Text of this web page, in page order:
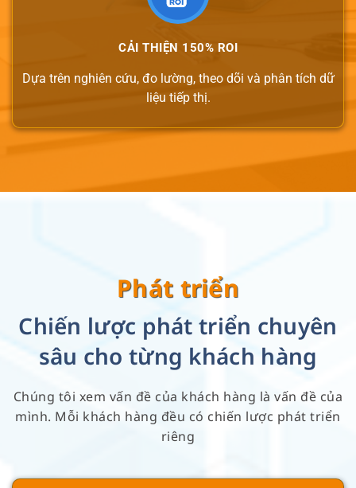
CẢI THIỆN 150% ROI
Dựa trên nghiên cứu, đo lường, theo dõi và phân tích dữ
liệu tiếp thị.
Phát triển
Chiến lược phát triển chuyên
sâu cho từng khách hàng
Chúng tôi xem vấn đề của khách hàng là vấn đề của
mình. Mỗi khách hàng đều có chiến lược phát triển
riêng